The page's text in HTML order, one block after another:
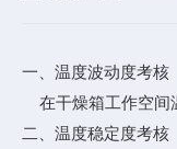
一、温度波动度考核
在干燥箱工作空间
二、温度稳定度考核